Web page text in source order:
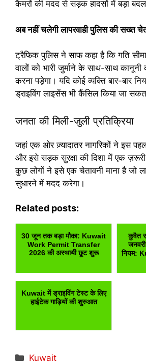
कैमरों की मदद से सड़क हादसों में बड़ा
अब नहीं चलेगी लापरवाही पुलिस की सख्त
ट्रैफिक पुलिस ने साफ कहा है कि गति
वालों को भारी जुर्माने के साथ-साथ कानूनी
करना पड़ेगा। यदि कोई व्यक्ति बार-बार
ड्राइविंग लाइसेंस भी कैंसिल किया जा
जनता की मिली-जुली प्रतिक्रिया
जहां एक ओर ज़्यादातर नागरिकों ने इस
और इसे सड़क सुरक्षा की दिशा में एक ज़रूरी
कुछ लोगों ने इसे एक चेतावनी माना है जो
सुधारने में मदद करेगा।
Related posts:
30 जून तक बड़ा मौका: Kuwait
Work Permit Transfer
2026 की अस्थायी छूट शुरू
कुवैत
नियम:
Kuwait में ड्राइविंग टेस्ट के लिए
हाईटेक गाड़ियों की शुरुआत
Categories
Kuwait